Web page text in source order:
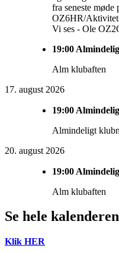
fra seneste møde
OZ6HR/
Vi ses - Ole
19:00
Alm klubaften
17. august 2026
19:00
Almindeligt
20. august 2026
19:00
Alm klubaften
Se hele kalenderen
Klik HER